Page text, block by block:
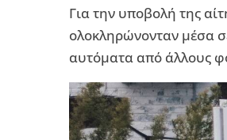
Για την υποβολή της
ολοκληρώνονταν μέσα
αυτόματα από άλλους